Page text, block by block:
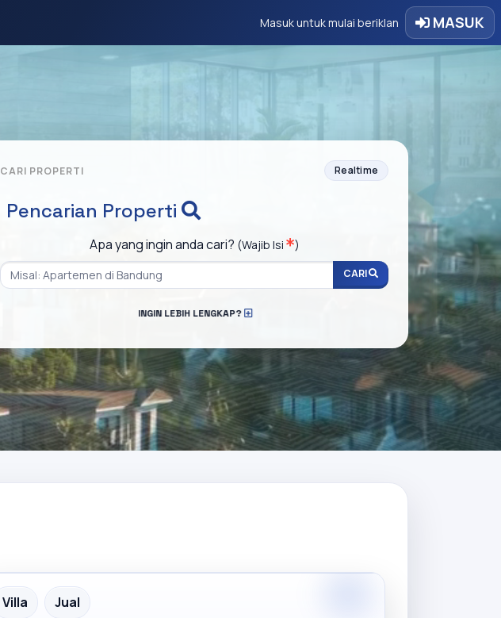
Masuk untuk mulai beriklan MASUK
CARI PROPERTI Realtime
Pencarian Properti
Apa yang ingin anda cari? (Wajib Isi )
CARI
INGIN LEBIH LENGKAP?
Partner Ad
Villa Jual